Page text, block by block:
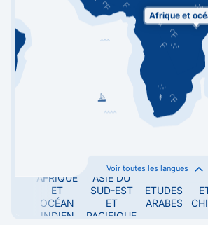
Afrique et
Toutes les langues
Voir toutes les langues
AFRIQUE
ET
OCÉAN
INDIEN
ASIE DU
SUD-EST
ET
PACIFIQUE
ETUDES
ARABES